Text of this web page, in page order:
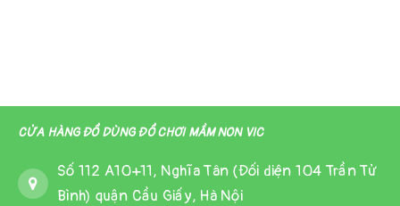
CỬA HÀNG ĐỒ DÙNG ĐỒ CHƠI MẦM NON VIC
Số 112 A10+11, Nghĩa Tân (Đối diện 104 Trần Tử
Bình) quận Cầu Giấy, Hà Nội